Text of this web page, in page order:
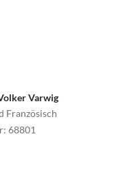
Varwig
Französisch
: 68801